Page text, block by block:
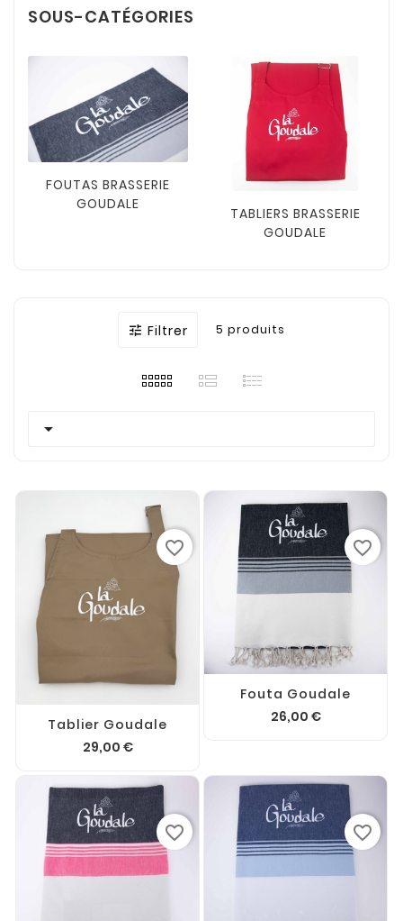
SOUS-CATÉGORIES
FOUTAS BRASSERIE
GOUDALE
TABLIERS BRASSERIE
GOUDALE
 Filtrer 5 produits

Tablier Goudale
29,00 €
favorite_border
Fouta Goudale
26,00 €
favorite_border
favorite_border favorite_border